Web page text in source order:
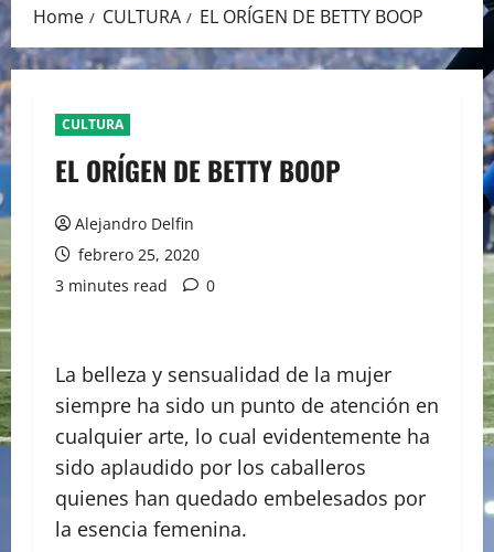
Home CULTURA EL ORÍGEN DE BETTY BOOP
CULTURA
EL ORÍGEN DE BETTY BOOP
Alejandro Delfin
febrero 25, 2020
3 minutes read
0
La belleza y sensualidad de la mujer
siempre ha sido un punto de atención en
cualquier arte, lo cual evidentemente ha
sido aplaudido por los caballeros
quienes han quedado embelesados por
la esencia femenina.